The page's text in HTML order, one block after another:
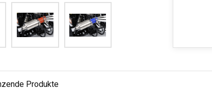
Produkte